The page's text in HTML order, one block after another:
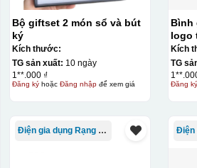
phù hợp cho sản xuất số lượng
quy trình chuẩn bị kỹ lưỡng và chi
tương đối cao.
Kiểu hộp:
Bộ giftset 2 món sổ và bút
ký
Kích thước:
TG sản xuất: 10 ngày
1**.000 ₫
Đăng kýhoặc Đăng nhậpđể xem giá
Bình
logo
Đông
Kích
TG
Đăng ký
Điện gia dụng Rạng Đông